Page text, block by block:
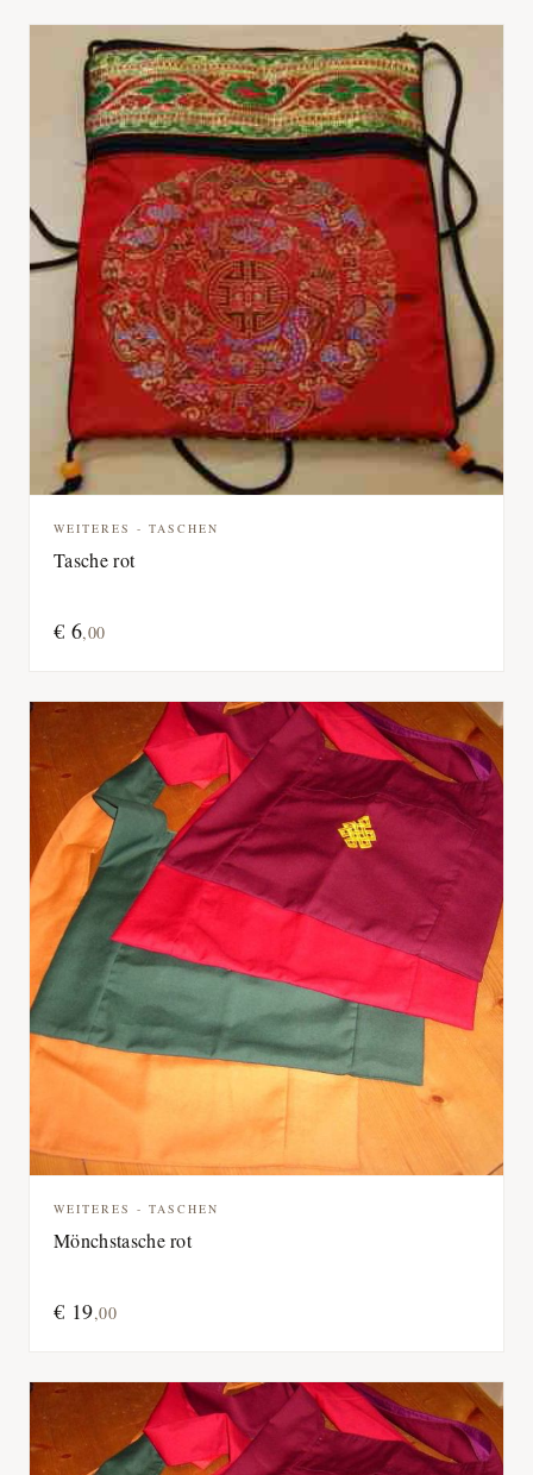
WEITERES - TASCHEN
Tasche rot
€ 6,00
WEITERES - TASCHEN
Mönchstasche rot
€ 19,00